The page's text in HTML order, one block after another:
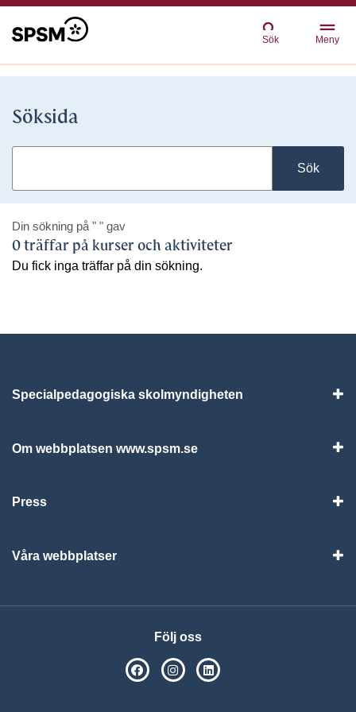
Sök Meny
Söksida
Sök
Din sökning på " " gav
0 träffar på kurser och aktiviteter
Du fick inga träffar på din sökning.
Specialpedagogiska skolmyndigheten
Om webbplatsen www.spsm.se
Press
Våra webbplatser
Följ oss
SPSM på Facebook
SPSM på Instagram